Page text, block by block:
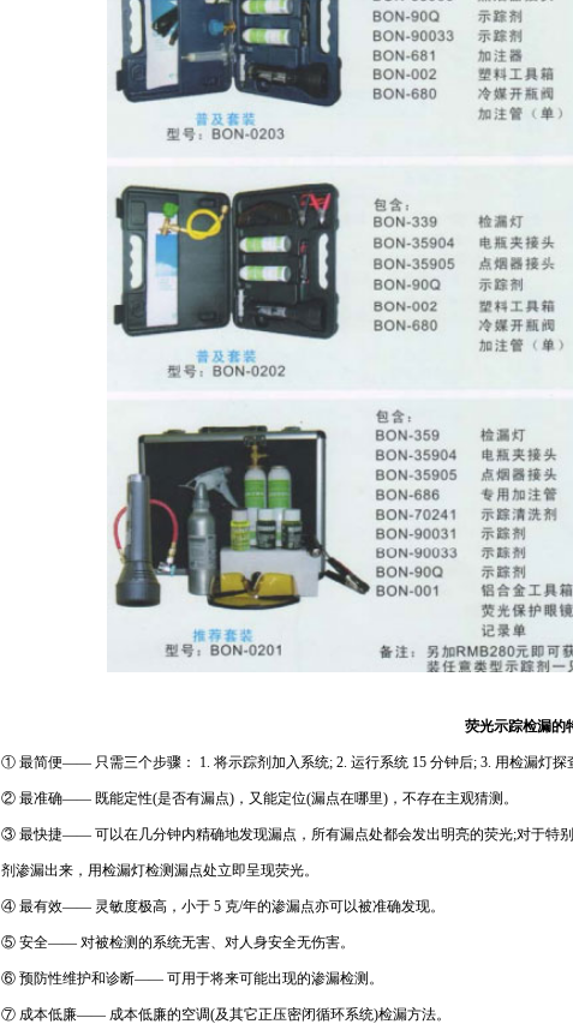
荧光示踪检漏的
① 最简便—— 只需三个步骤： 1. 将示踪剂加入系统; 2. 运行系统 15 分钟后; 3. 用检漏灯探
② 最准确—— 既能定性(是否有漏点)，又能定位(漏点在哪里)，不存在主观猜测。
③ 最快捷—— 可以在几分钟内精确地发现漏点，所有漏点处都会发出明亮的荧光;对于特
剂渗漏出来，用检漏灯检测漏点处立即呈现荧光。
④ 最有效—— 灵敏度极高，小于 5 克/年的渗漏点亦可以被准确发现。
⑤ 安全—— 对被检测的系统无害、对人身安全无伤害。
⑥ 预防性维护和诊断—— 可用于将来可能出现的渗漏检测。
⑦ 成本低廉—— 成本低廉的空调(及其它正压密闭循环系统)检漏方法。